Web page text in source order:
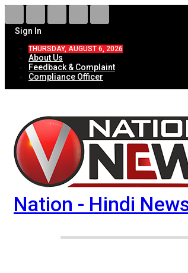
Sign In
THURSDAY, AUGUST 6, 2026
About Us
Feedback & Complaint
Compliance Officer
Nation - Hindi